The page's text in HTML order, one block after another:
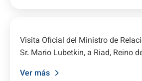
Visita Oficial del Ministro de
Sr. Mario Lubetkin, a Riad, Reino
Ver más